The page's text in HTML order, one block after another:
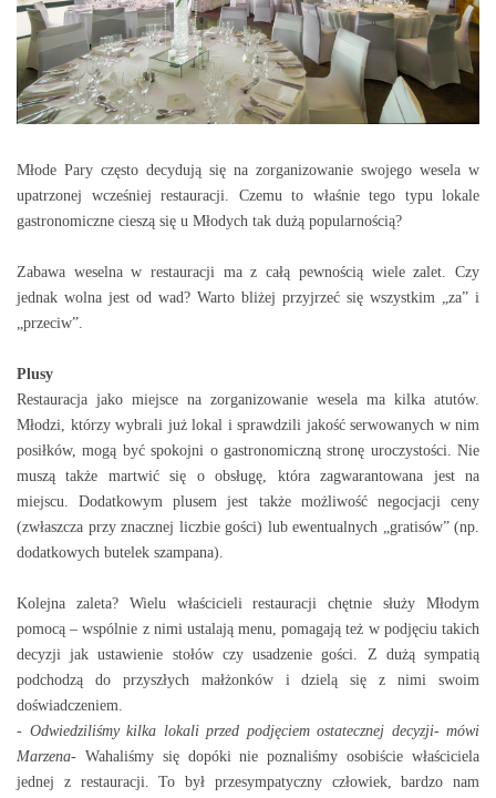
Młode Pary często decydują się na zorganizowanie swojego wesela w
upatrzonej wcześniej restauracji. Czemu to właśnie tego typu lokale
gastronomiczne cieszą się u Młodych tak dużą popularnością?
Zabawa weselna w restauracji ma z całą pewnością wiele zalet. Czy
jednak wolna jest od wad? Warto bliżej przyjrzeć się wszystkim „za” i
„przeciw”.
Plusy
Restauracja jako miejsce na zorganizowanie wesela ma kilka atutów.
Młodzi, którzy wybrali już lokal i sprawdzili jakość serwowanych w nim
posiłków, mogą być spokojni o gastronomiczną stronę uroczystości. Nie
muszą także martwić się o obsługę, która zagwarantowana jest na
miejscu. Dodatkowym plusem jest także możliwość negocjacji ceny
(zwłaszcza przy znacznej liczbie gości) lub ewentualnych „gratisów” (np.
dodatkowych butelek szampana).
Kolejna zaleta? Wielu właścicieli restauracji chętnie służy Młodym
pomocą – wspólnie z nimi ustalają menu, pomagają też w podjęciu takich
decyzji jak ustawienie stołów czy usadzenie gości. Z dużą sympatią
podchodzą do przyszłych małżonków i dzielą się z nimi swoim
doświadczeniem.
- Odwiedziliśmy kilka lokali przed podjęciem ostatecznej decyzji- mówi
Marzena- Wahaliśmy się dopóki nie poznaliśmy osobiście właściciela
jednej z restauracji. To był przesympatyczny człowiek, bardzo nam